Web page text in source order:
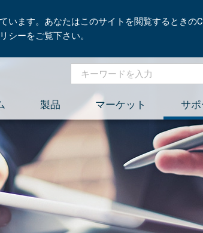
ます。あなたはこのサイトを閲覧するときの
シーをご覧下さい。
製品 マーケット サ